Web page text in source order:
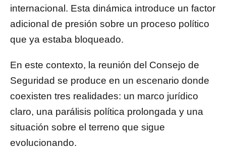
internacional. Esta dinámica introduce un factor
adicional de presión sobre un proceso político
que ya estaba bloqueado.
En este contexto, la reunión del Consejo de
Seguridad se produce en un escenario donde
coexisten tres realidades: un marco jurídico
claro, una parálisis política prolongada y una
situación sobre el terreno que sigue
evolucionando.